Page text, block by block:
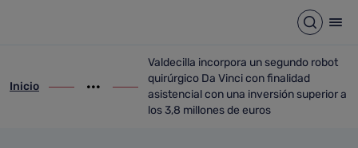
Abrir
ir-a inicio
Inicio
Mostrar opciones del camino de migas
ir-a Valdecilla incorpora un segundo
Valdecilla incorpora un segundo robot
quirúrgico Da Vinci con finalidad
asistencial con una inversión superior a
los 3,8 millones de euros